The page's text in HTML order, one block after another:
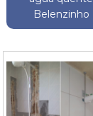
Belenzinho